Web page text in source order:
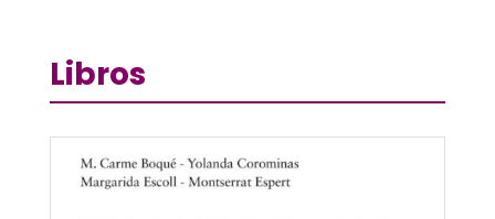
Libros